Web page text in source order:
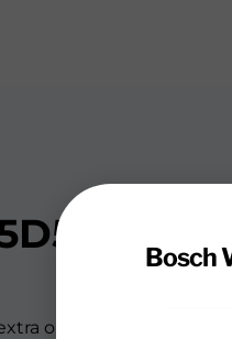
onderhoud met de
Bosch